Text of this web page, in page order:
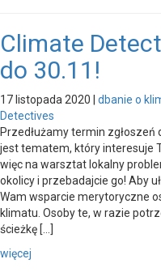
Climate
do 30.11!
17 listopada 2020 | dbanie o
Detectives
Przedłużamy termin
jest tematem, który interesuje
więc na warsztat lokalny
okolicy i przebadajcie go! Aby
Wam wsparcie merytoryczne
klimatu. Osoby te, w razie
ścieżkę […]
więcej